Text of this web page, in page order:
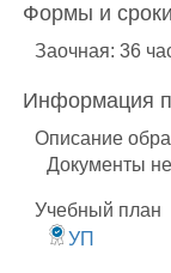
Формы и
Заочная: 36
Информация
Описание
Документы
Учебный план
УП